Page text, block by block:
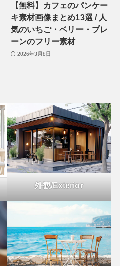
【無料】カフェのパンケー
キ素材画像まとめ13選 / 人
気のいちご・ベリー・プレ
ーンのフリー素材
2026年3月8日
外観/Exterior